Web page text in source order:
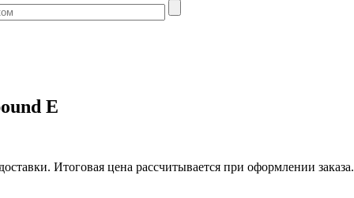
E
Итоговая цена рассчитывается при оформлении заказа.